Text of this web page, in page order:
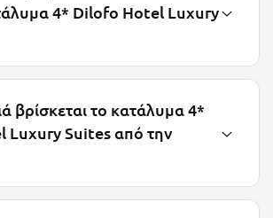
4* Dilofo Hotel Luxury
βρίσκεται το κατάλυμα 4*
Luxury Suites από την